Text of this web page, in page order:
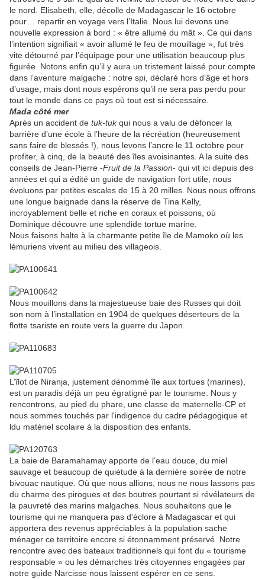
le nord. Elisabeth, elle, décolle de Madagascar le 16 octobre
pour… repartir en voyage vers l’Italie. Nous lui devons une
nouvelle expression à bord : « être allumé du mât ». Ce qui dans
l’intention signifiait « avoir allumé le feu de mouillage », fut très
vite détourné par l’équipage pour une utilisation beaucoup plus
figurée. Notons enfin qu’il y aura un tristement laissé pour compte
dans l’aventure malgache : notre spi, déclaré hors d’âge et hors
d’usage, mais dont nous espérons qu’il ne sera pas perdu pour
tout le monde dans ce pays où tout est si nécessaire.
Mada côté mer
Après un accident de tuk-tukqui nous a valu de défoncer la
barrière d’une école à l’heure de la récréation (heureusement
sans faire de blessés !), nous levons l’ancre le 11 octobre pour
profiter, à cinq, de la beauté des îles avoisinantes. A la suite des
conseils de Jean-Pierre -Fruit de la Passion- qui vit ici depuis des
années et qui a édité un guide de navigation fort utile, nous
évoluons par petites escales de 15 à 20 milles. Nous nous offrons
une longue baignade dans la réserve de Tina Kelly,
incroyablement belle et riche en coraux et poissons, où
Dominique découvre une splendide tortue marine.
Nous faisons halte à la charmante petite île de Mamoko où les
lémuriens vivent au milieu des villageois.
Nous mouillons dans la majestueuse baie des Russes qui doit
son nom à l’installation en 1904 de quelques déserteurs de la
flotte tsariste en route vers la guerre du Japon.
L’îlot de Niranja, justement dénommé île aux tortues (marines),
est un paradis déjà un peu égratigné par le tourisme. Nous y
rencontrons, au pied du phare, une classe de maternelle-CP et
nous sommes touchés par l'indigence du cadre pédagogique et
ldu matériel scolaire à la disposition des enfants.
La baie de Baramahamay apporte de l’eau douce, du miel
sauvage et beaucoup de quiétude à la dernière soirée de notre
bivouac nautique. Où que nous allions, nous ne nous lassons pas
du charme des pirogues et des boutres pourtant si révélateurs de
la pauvreté des marins malgaches. Nous souhaitons que le
tourisme qui ne manquera pas d’éclore à Madagascar et qui
apportera des revenus appréciables à la population sache
ménager ce territoire encore si étonnamment préservé. Notre
rencontre avec des bateaux traditionnels qui font du « tourisme
responsable » ou les démarches très citoyennes engagées par
notre guide Narcisse nous laissent espérer en ce sens.